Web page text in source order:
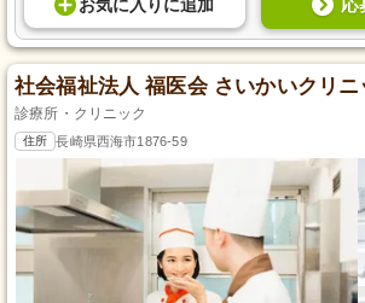
お気に入り に追加 応
社会福祉法人 福医会 さいかいクリニ
診療所・クリニック
住所 長崎県西海市1876-59